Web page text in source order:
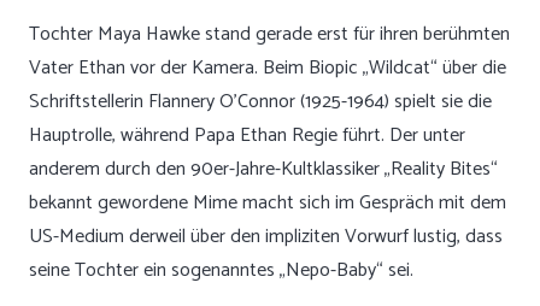
Tochter Maya Hawke stand gerade erst für ihren berühmten
Vater Ethan vor der Kamera. Beim Biopic „Wildcat“ über die
Schriftstellerin Flannery O’Connor (1925-1964) spielt sie die
Hauptrolle, während Papa Ethan Regie führt. Der unter
anderem durch den 90er-Jahre-Kultklassiker „Reality Bites“
bekannt gewordene Mime macht sich im Gespräch mit dem
US-Medium derweil über den impliziten Vorwurf lustig, dass
seine Tochter ein sogenanntes „Nepo-Baby“ sei.